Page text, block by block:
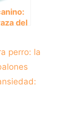
del
perro: la